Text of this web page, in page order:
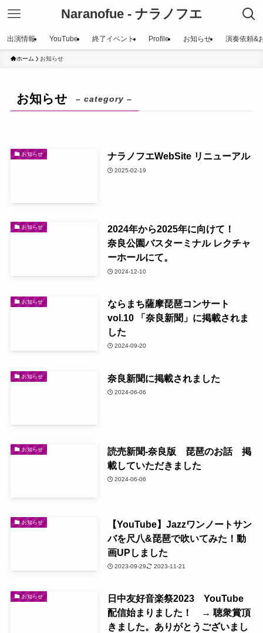
Naranofue - ナラノフエ
出演情報 YouTube 終了イベント Profile お知らせ 演奏依頼&
ホーム お知らせ
お知らせ – category –
お知らせ ナラノフエWebSite リニューアル
2025-02-19
お知らせ
2024年から2025年に向けて！
奈良公園バスターミナル レクチャ
ーホールにて。
2024-12-10
お知らせ
ならまち薩摩琵琶コンサート
vol.10 「奈良新聞」に掲載されま
した
2024-09-20
お知らせ 奈良新聞に掲載されました
2024-06-06
お知らせ
読売新聞-奈良版 琵琶のお話 掲
載していただきました
2024-06-06
お知らせ
【YouTube】Jazzワンノートサン
バを尺八&琵琶で吹いてみた！動
画UPしました
2023-09-29 2023-11-21
お知らせ
日中友好音楽祭2023 YouTube
配信始まりました！ → 聴衆賞頂
きました。ありがとうございまし